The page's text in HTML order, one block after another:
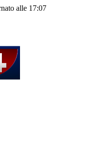
alle 17:07